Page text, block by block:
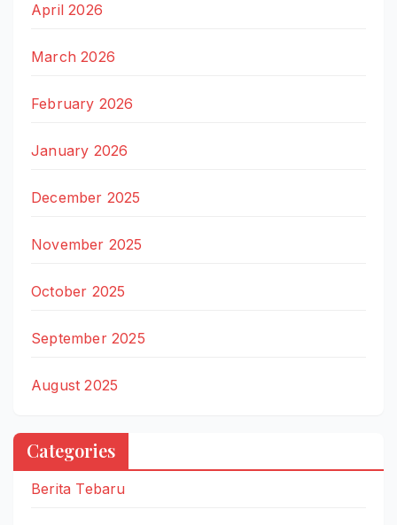
April 2026
March 2026
February 2026
January 2026
December 2025
November 2025
October 2025
September 2025
August 2025
Categories
Berita Tebaru